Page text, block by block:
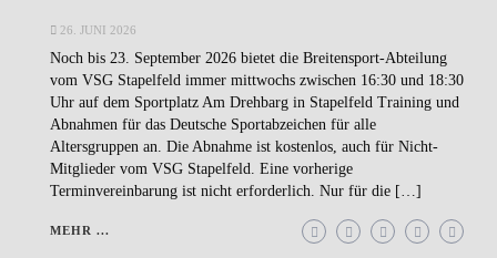
26. JUNI 2026
Noch bis 23. September 2026 bietet die Breitensport-Abteilung
vom VSG Stapelfeld immer mittwochs zwischen 16:30 und 18:30
Uhr auf dem Sportplatz Am Drehbarg in Stapelfeld Training und
Abnahmen für das Deutsche Sportabzeichen für alle
Altersgruppen an. Die Abnahme ist kostenlos, auch für Nicht-
Mitglieder vom VSG Stapelfeld. Eine vorherige
Terminvereinbarung ist nicht erforderlich. Nur für die […]
MEHR ...